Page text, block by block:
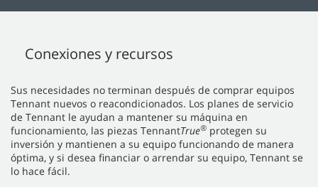
Conexiones y recursos
Sus necesidades no terminan después de comprar equipos
Tennant nuevos o reacondicionados. Los planes de servicio
de Tennant le ayudan a mantener su máquina en
funcionamiento, las piezas TennantTrue® protegen su
inversión y mantienen a su equipo funcionando de manera
óptima, y si desea financiar o arrendar su equipo, Tennant se
lo hace fácil.